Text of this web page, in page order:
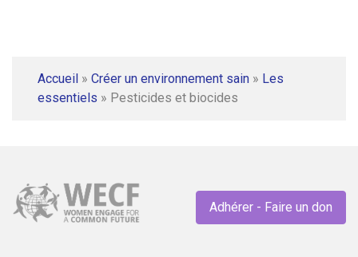
Accueil » Créer un environnement sain » Les
essentiels » Pesticides et biocides
Adhérer - Faire un don